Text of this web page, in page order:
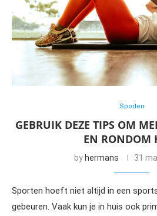
Sporten
GEBRUIK DEZE TIPS OM
EN RONDOM
by hermans 31
Sporten hoeft niet altijd in een
gebeuren. Vaak kun je in huis ook